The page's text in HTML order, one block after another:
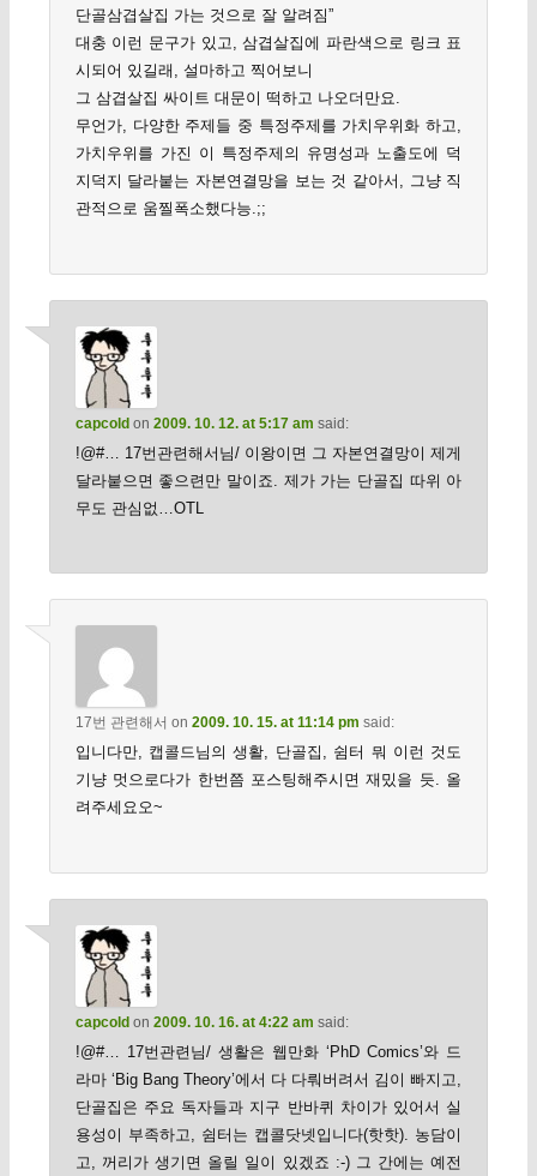
단골삼겹살집 가는 것으로 잘 알려짐”
대충 이런 문구가 있고, 삼겹살집에 파란색으로 링크 표
시되어 있길래, 설마하고 찍어보니
그 삼겹살집 싸이트 대문이 떡하고 나오더만요.
무언가, 다양한 주제들 중 특정주제를 가치우위화 하고,
가치우위를 가진 이 특정주제의 유명성과 노출도에 덕
지덕지 달라붙는 자본연결망을 보는 것 같아서, 그냥 직
관적으로 움찔폭소했다능.;;
capcold on 2009. 10. 12. at 5:17 am said:
!@#… 17번관련해서님/ 이왕이면 그 자본연결망이 제게
달라붙으면 좋으련만 말이죠. 제가 가는 단골집 따위 아
무도 관심없…OTL
17번 관련해서 on 2009. 10. 15. at 11:14 pm said:
입니다만, 캡콜드님의 생활, 단골집, 쉼터 뭐 이런 것도
기냥 멋으로다가 한번쯤 포스팅해주시면 재밌을 듯. 올
려주세요오~
capcold on 2009. 10. 16. at 4:22 am said:
!@#… 17번관련님/ 생활은 웹만화 ‘PhD Comics’와 드
라마 ‘Big Bang Theory’에서 다 다뤄버려서 김이 빠지고,
단골집은 주요 독자들과 지구 반바퀴 차이가 있어서 실
용성이 부족하고, 쉼터는 캡콜닷넷입니다(핫핫). 농담이
고, 꺼리가 생기면 올릴 일이 있겠죠 :-) 그 간에는 예전